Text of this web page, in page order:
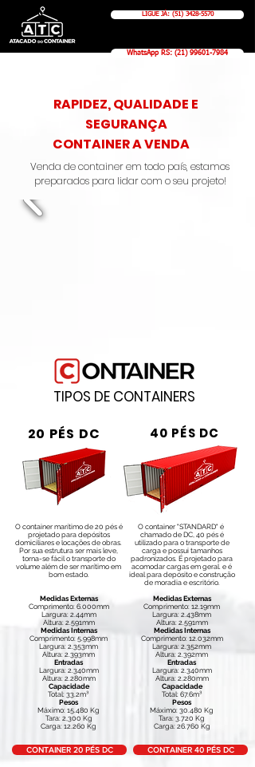
LIGUE JÁ: (51) 3428-5570
WhatsApp RS: (21) 99601-7984
RAPIDEZ, QUALIDADE E
SEGURANÇA
CONTAINER A VENDA
Venda de container em todo país, estamos
preparados para lidar com o seu projeto!
TIPOS DE CONTAINERS
20 PÉS DC
O container marítimo de 20 pés é
projetado para depósitos
domiciliares e locações de obras.
Por sua estrutura ser mais leve,
torna-se fácil o transporte do
volume além de ser marítimo em
bom estado.
Medidas Externas
Comprimento: 6.000mm
Largura: 2.44mm
Altura: 2.591mm
Medidas Internas
Comprimento: 5.998mm
Largura: 2.353mm
Altura: 2.393mm
Entradas
Largura: 2.340mm
Altura: 2.280mm
Capacidade
Total: 33.2m³
Pesos
Máximo: 15.480 Kg
Tara: 2,300 Kg
Carga: 12.260 Kg
40 PÉS DC
O container "STANDARD" é
chamado de DC, 40 pés é
utilizado para o transporte de
carga e possui tamanhos
padronizados. É projetado para
acomodar cargas em geral. e é
ideal para depósito e construção
de moradia e escritório.
Medidas Externas
Comprimento: 12.19mm
Largura: 2.438mm
Altura: 2.591mm
Medidas Internas
Comprimento: 12.032mm
Largura: 2.352mm
Altura: 2.392mm
Entradas
Largura: 2.340mm
Altura: 2.280mm
Capacidade
Total: 67.6m³
Pesos
Máximo: 30.480 Kg
Tara: 3.720 Kg
Carga: 26.760 Kg
CONTAINER 20 PÉS DC CONTAINER 40 PÉS DC